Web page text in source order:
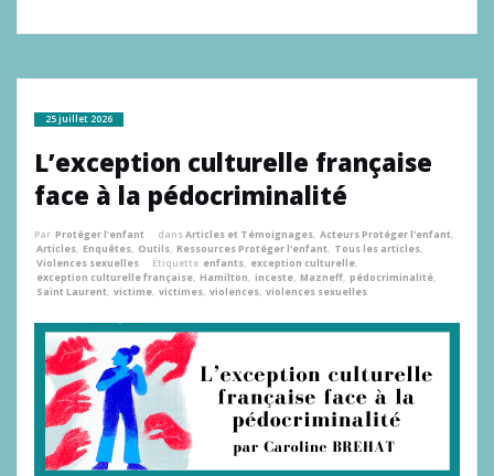
25 juillet 2026
L’exception culturelle française
face à la pédocriminalité
Par Protéger l'enfant dansArticles et Témoignages, Acteurs Protéger l'enfant,
Articles, Enquêtes, Outils, Ressources Protéger l'enfant, Tous les articles,
Violences sexuelles
Étiquette enfants, exception culturelle,
exception culturelle française, Hamilton, inceste, Mazneff, pédocriminalité,
Saint Laurent, victime, victimes, violences, violences sexuelles